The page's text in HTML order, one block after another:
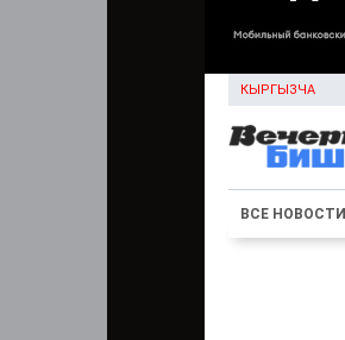
КЫРГЫЗЧА
ВСЕ НОВОСТИ